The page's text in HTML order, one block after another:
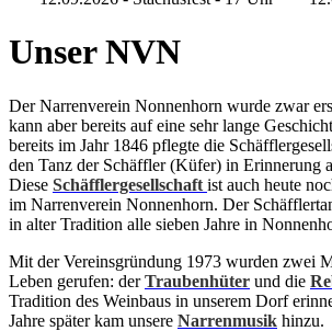
Unser NVN
Der Narrenverein Nonnenhorn wurde zwar
kann aber bereits auf eine sehr lange
bereits im Jahr 1846 pflegte die
den Tanz der Schäffler (Küfer) in Erinnerung
Diese Schäfflergesellschaft ist auch heute
im Narrenverein Nonnenhorn. Der
in alter Tradition alle sieben Jahre in
Mit der Vereinsgründung 1973 wurden zwei
Leben gerufen: derTraubenhüter und die
Tradition des Weinbaus in unserem Dorf
Jahre später kam unsere Narrenmusik hinzu.